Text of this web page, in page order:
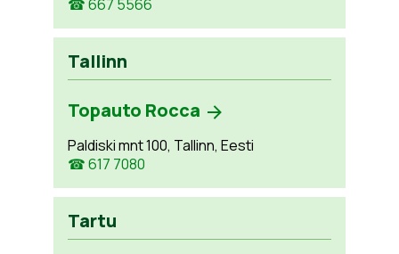
☎ 667 5566
Tallinn
Topauto Rocca
Paldiski mnt 100, Tallinn, Eesti
☎ 617 7080
Tartu